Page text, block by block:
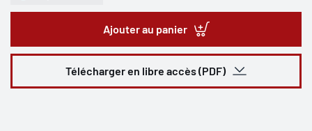
Ajouter au panier
Télécharger en libre accès (PDF)